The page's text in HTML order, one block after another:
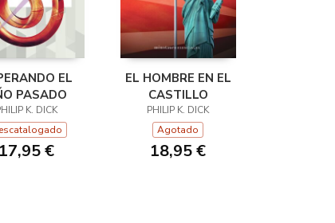
EL
PASADO
K. DICK
17,95 €
EL HOMBRE EN EL
CASTILLO
PHILIP K. DICK
Agotado
18,95 €